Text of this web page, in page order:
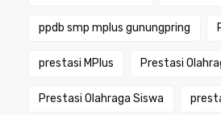
ppdb smp mplus gunungpring
prestasi MPlus Prestasi
Prestasi Olahraga Siswa